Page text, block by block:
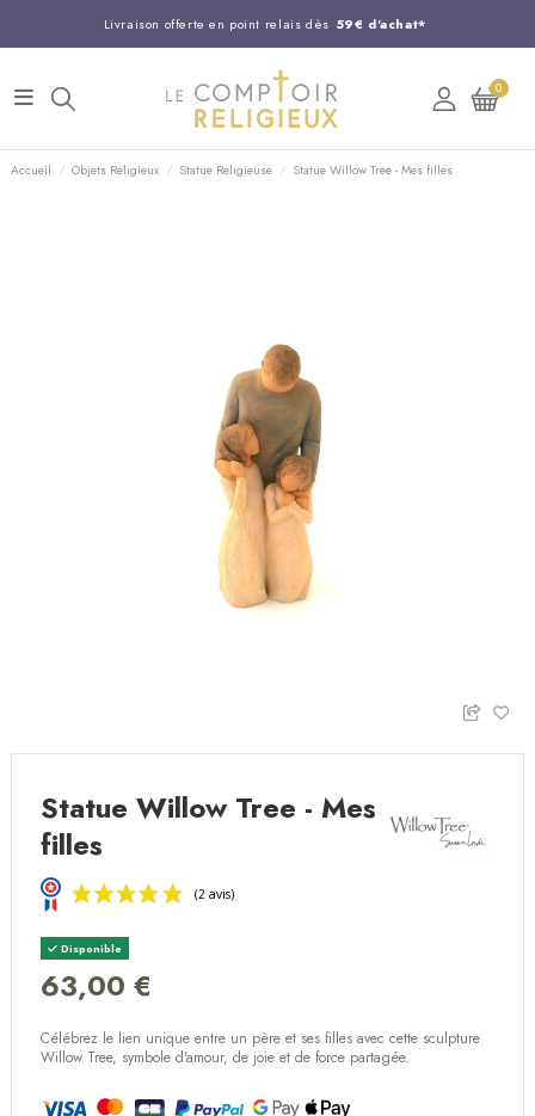
Livraison offerte en point relais dès 59€ d'achat*
Entreprise Française familiale
Support client disponible au 03 20 24 74 15
Commandez avant 14H, expédition le jour même !
0
Accueil Objets Religieux Statue Religieuse Statue Willow Tree - Mes filles
Statue Willow Tree - Mes
filles
(2 avis)
Disponible
63,00 €
Célébrez le lien unique entre un père et ses filles avec cette sculpture
Willow Tree, symbole d'amour, de joie et de force partagée.